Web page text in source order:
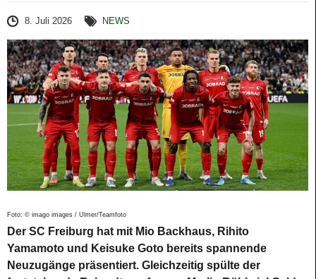
8. Juli 2026 NEWS
Foto: © imago images / Ulmer/Teamfoto
Der SC Freiburg hat mit Mio Backhaus, Rihito
Yamamoto und Keisuke Goto bereits spannende
Neuzugänge präsentiert. Gleichzeitig spülte der